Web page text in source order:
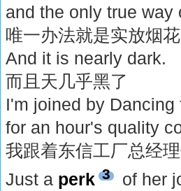
and the only true
唯一办法就是实放烟花
And it is nearly dark.
而且天几乎黑了
I'm joined by
for an hour's quality
我跟着东信工厂总经
Just a perk 3
of her